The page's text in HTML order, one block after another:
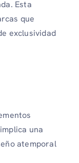
Esta
que
exclusividad
una
atemporal